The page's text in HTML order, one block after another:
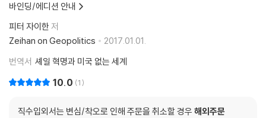
바인딩/에디션 안내
피터 자이한 저
Zeihan on Geopolitics
2017.01.01.
번역서 셰일 혁명과 미국 없는 세계
10.0 1
직수입외서는 변심/착오로 인해 주문을 취소할 경우 해외주문